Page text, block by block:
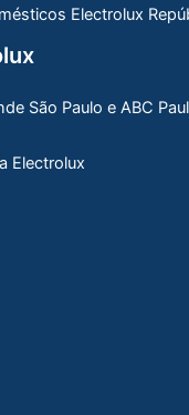
Electrolux
São Paulo e ABC
Electrolux